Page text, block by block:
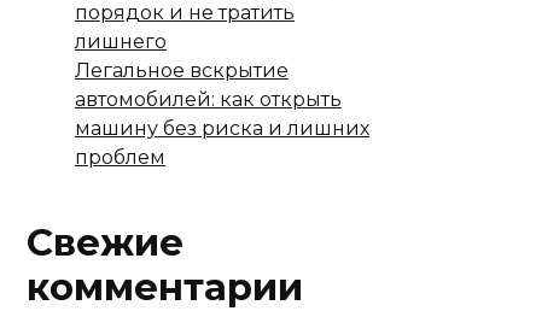
порядок и не тратить
лишнего
Легальное вскрытие
автомобилей: как открыть
машину без риска и лишних
проблем
Свежие
комментарии